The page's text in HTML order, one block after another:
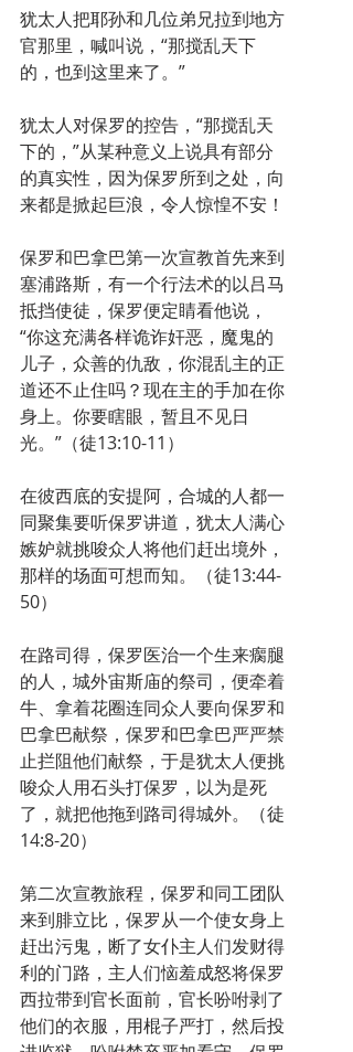
犹太人把耶孙和几位弟兄拉到地方
官那里，喊叫说，“那搅乱天下
的，也到这里来了。”
犹太人对保罗的控告，“那搅乱天
下的，”从某种意义上说具有部分
的真实性，因为保罗所到之处，向
来都是掀起巨浪，令人惊惶不安！
保罗和巴拿巴第一次宣教首先来到
塞浦路斯，有一个行法术的以吕马
抵挡使徒，保罗便定睛看他说，
“你这充满各样诡诈奸恶，魔鬼的
儿子，众善的仇敌，你混乱主的正
道还不止住吗？现在主的手加在你
身上。你要瞎眼，暂且不见日
光。”（徒13:10-11）
在彼西底的安提阿，合城的人都一
同聚集要听保罗讲道，犹太人满心
嫉妒就挑唆众人将他们赶出境外，
那样的场面可想而知。（徒13:44-
50）
在路司得，保罗医治一个生来瘸腿
的人，城外宙斯庙的祭司，便牵着
牛、拿着花圈连同众人要向保罗和
巴拿巴献祭，保罗和巴拿巴严严禁
止拦阻他们献祭，于是犹太人便挑
唆众人用石头打保罗，以为是死
了，就把他拖到路司得城外。（徒
14:8-20）
第二次宣教旅程，保罗和同工团队
来到腓立比，保罗从一个使女身上
赶出污鬼，断了女仆主人们发财得
利的门路，主人们恼羞成怒将保罗
西拉带到官长面前，官长吩咐剥了
他们的衣服，用棍子严打，然后投